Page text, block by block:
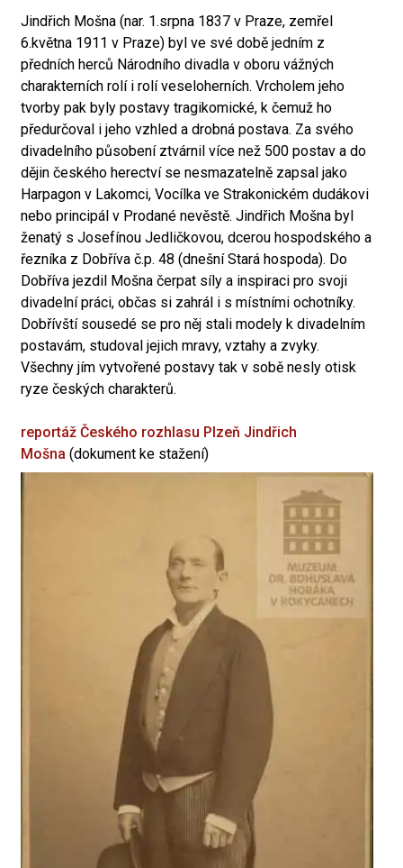
Jindřich Mošna (nar. 1.srpna 1837 v Praze, zemřel
6.května 1911 v Praze) byl ve své době jedním z
předních herců Národního divadla v oboru vážných
charakterních rolí i rolí veseloherních. Vrcholem jeho
tvorby pak byly postavy tragikomické, k čemuž ho
předurčoval i jeho vzhled a drobná postava. Za svého
divadelního působení ztvárnil více než 500 postav a do
dějin českého herectví se nesmazatelně zapsal jako
Harpagon v Lakomci, Vocílka ve Strakonickém dudákovi
nebo principál v Prodané nevěstě. Jindřich Mošna byl
ženatý s Josefínou Jedličkovou, dcerou hospodského a
řezníka z Dobříva č.p. 48 (dnešní Stará hospoda). Do
Dobříva jezdil Mošna čerpat síly a inspiraci pro svoji
divadelní práci, občas si zahrál i s místními ochotníky.
Dobřívští sousedé se pro něj stali modely k divadelním
postavám, studoval jejich mravy, vztahy a zvyky.
Všechny jím vytvořené postavy tak v sobě nesly otisk
ryze českých charakterů.
reportáž Českého rozhlasu Plzeň Jindřich
Mošna (dokument ke stažení)